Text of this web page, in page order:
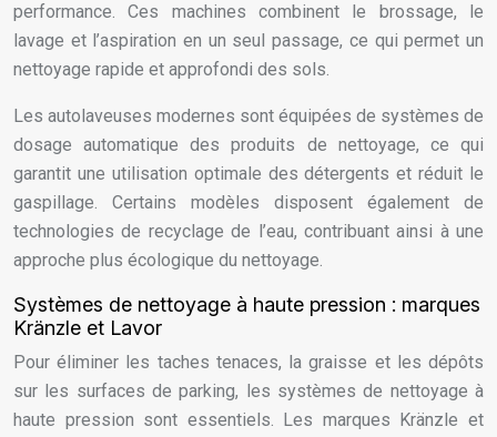
performance. Ces machines combinent le brossage, le
lavage et l’aspiration en un seul passage, ce qui permet un
nettoyage rapide et approfondi des sols.
Les autolaveuses modernes sont équipées de systèmes de
dosage automatique des produits de nettoyage, ce qui
garantit une utilisation optimale des détergents et réduit le
gaspillage. Certains modèles disposent également de
technologies de recyclage de l’eau, contribuant ainsi à une
approche plus écologique du nettoyage.
Systèmes de nettoyage à haute pression : marques
Kränzle et Lavor
Pour éliminer les taches tenaces, la graisse et les dépôts
sur les surfaces de parking, les systèmes de nettoyage à
haute pression sont essentiels. Les marques Kränzle et